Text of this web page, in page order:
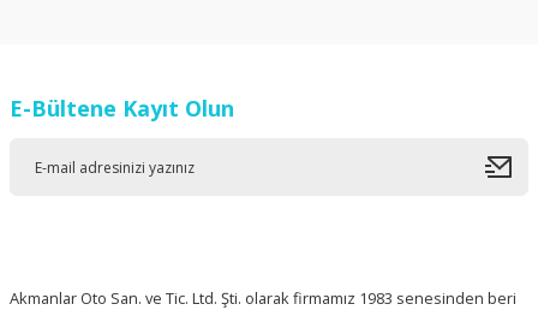
Ürün resmi kalitesiz, bozuk veya görüntülenemiyor.
E-Bültene Kayıt Olun
Akmanlar Oto San. ve Tic. Ltd. Şti. olarak firmamız 1983 senesinden beri